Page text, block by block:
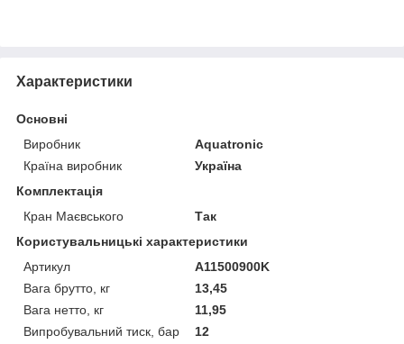
Характеристики
Основні
Виробник
Aquatronic
Країна виробник
Україна
Комплектація
Кран Маєвського
Так
Користувальницькі характеристики
Артикул
A11500900K
Вага брутто, кг
13,45
Вага нетто, кг
11,95
Випробувальний тиск, бар
12